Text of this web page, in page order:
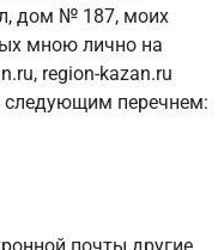
дом № 187, моих
мною лично на
region-kazan.ru
следующим перечнем: